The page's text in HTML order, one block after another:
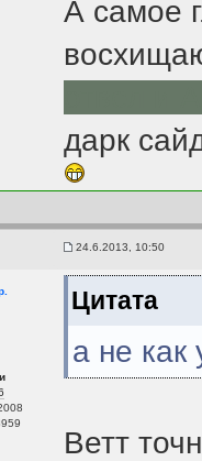
А самое
дарк
24.6.2013, 10:50
Цитата
а не как
Ветт